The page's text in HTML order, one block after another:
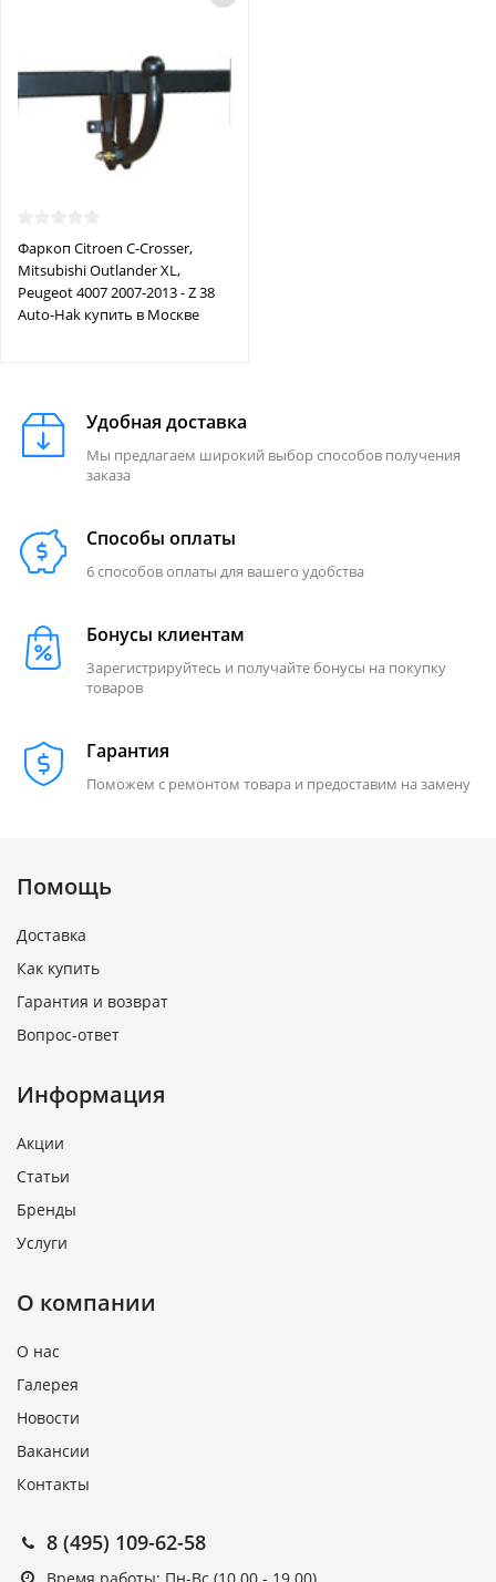
Фаркоп Citroen C-Crosser,
Mitsubishi Outlander XL,
Peugeot 4007 2007-2013 - Z 38
Auto-Hak купить в Москве
Удобная доставка
Мы предлагаем широкий выбор способов получения
заказа
Способы оплаты
6 способов оплаты для вашего удобства
Бонусы клиентам
Зарегистрируйтесь и получайте бонусы на покупку
товаров
Гарантия
Поможем с ремонтом товара и предоставим на замену
Помощь
Доставка
Как купить
Гарантия и возврат
Вопрос-ответ
Информация
Акции
Статьи
Бренды
Услуги
О компании
О нас
Галерея
Новости
Вакансии
Контакты
8 (495) 109-62-58